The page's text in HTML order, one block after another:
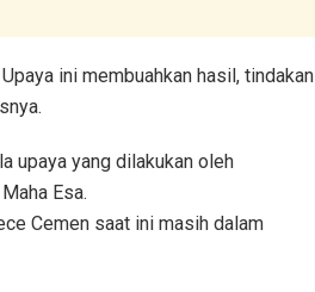
ini membuahkan hasil, tindakan
upaya yang dilakukan oleh
Esa.
Cemen saat ini masih dalam